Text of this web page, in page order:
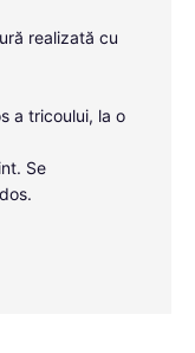
realizată cu
a tricoului, la o
Se